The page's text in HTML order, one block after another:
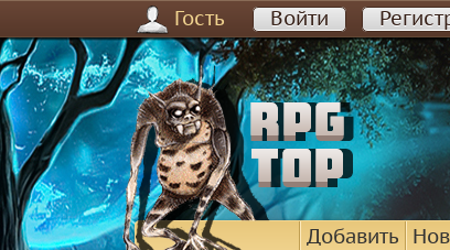
Гость Войти
Добавить